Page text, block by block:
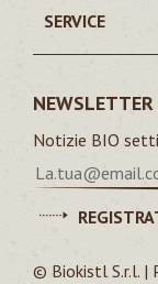
SERVICE
NEWSLETTER
Notizie BIO
© Biokistl S.r.l. |